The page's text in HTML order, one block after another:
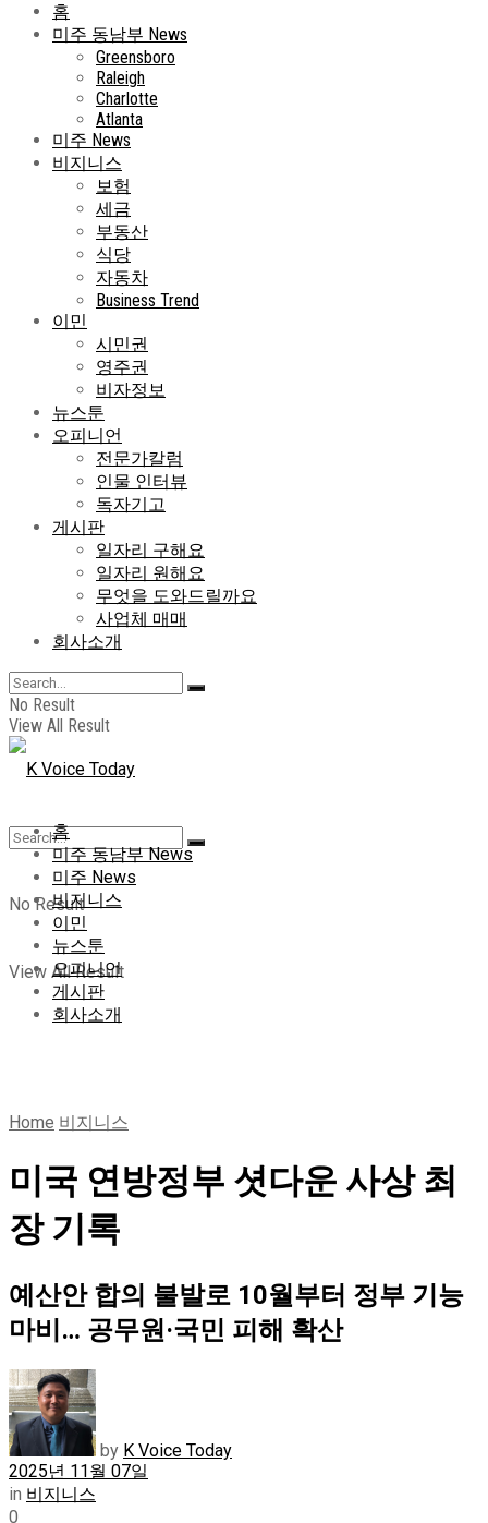
홈
미주 동남부 News
Greensboro
Raleigh
Charlotte
Atlanta
미주 News
비지니스
보험
세금
부동산
식당
자동차
Business Trend
이민
시민권
영주권
비자정보
뉴스툰
오피니언
전문가칼럼
인물 인터뷰
독자기고
게시판
일자리 구해요
일자리 원해요
무엇을 도와드릴까요
사업체 매매
회사소개
No Result
View All Result
No Result
View All Result
홈
미주 동남부 News
미주 News
비지니스
이민
뉴스툰
오피니언
게시판
회사소개
Home 비지니스
미국 연방정부 셧다운 사상 최
장 기록
예산안 합의 불발로 10월부터 정부 기능
마비… 공무원·국민 피해 확산
by K Voice Today
2025년 11월 07일
in 비지니스
0